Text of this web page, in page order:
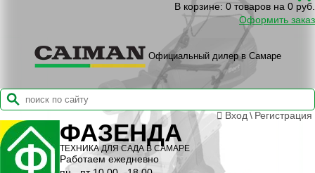
В корзине: 0 товаров на 0 руб.
Оформить заказ
Официальный дилер в Самаре
Вход \ Регистрация
ФАЗЕНДА
ТЕХНИКА ДЛЯ САДА В САМАРЕ
Работаем ежедневно